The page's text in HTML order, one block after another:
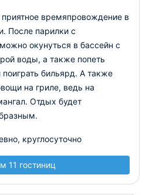
времяпровождение в
После парилки с
окунуться в бассейн с
воды, а также попеть
поиграть бильярд. А также
на гриле, ведь на
Отдых будет
круглосуточно
11 гостиниц